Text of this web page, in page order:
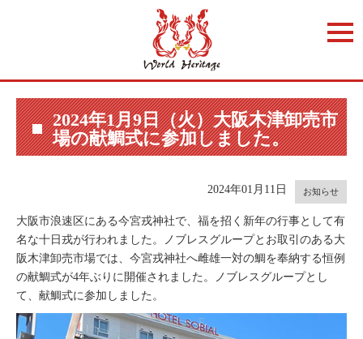
t
o
l
n
a
v
i
g
2024年1月9日（火）大阪木津卸売市
場の献鯛式に参加しました。
お知らせ
2024年01月11日
大阪市浪速区にある今宮戎神社で、福を招く新年の行事として有
名な十日戎が行われました。ノブレスグループとお取引のある大
阪木津卸売市場では、今宮戎神社へ雌雄一対の鯛を奉納する恒例
の献鯛式が4年ぶりに開催されました。ノブレスグループとし
て、献鯛式に参加しました。